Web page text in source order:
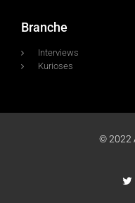
Branche
Interviews
Kurioses
© 2022